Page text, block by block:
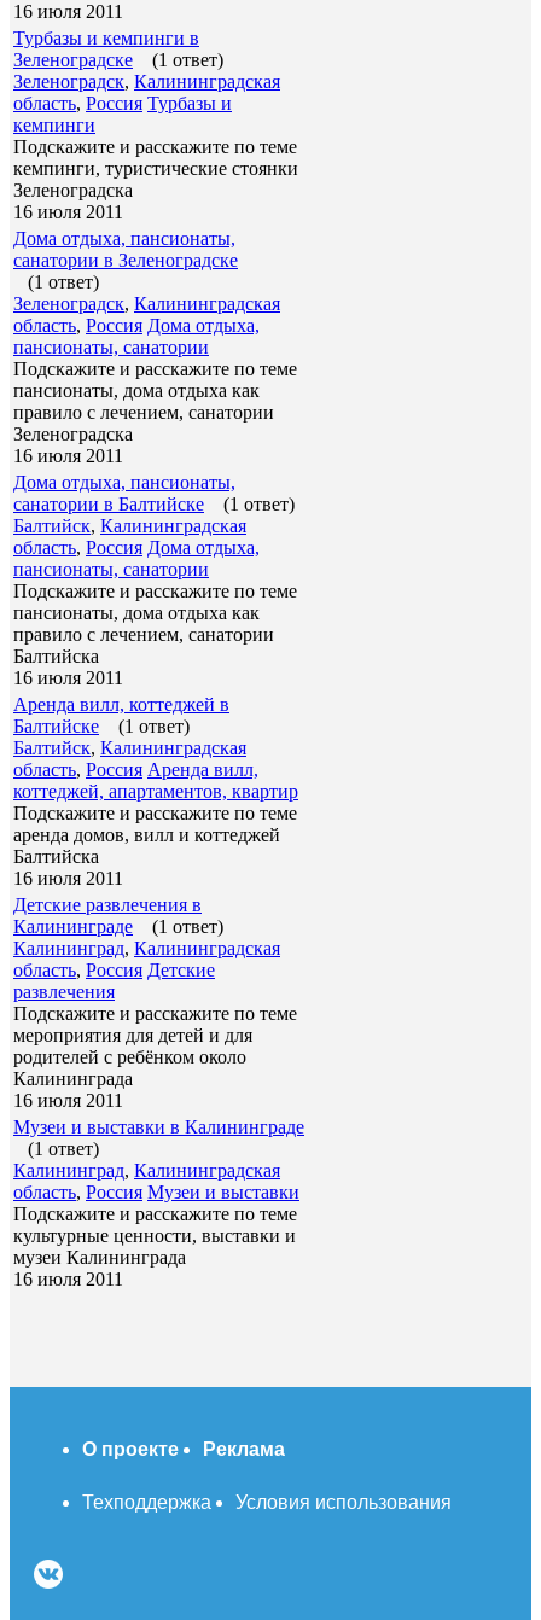
16 июля 2011
Турбазы и кемпинги в
Зеленоградске
(1 ответ)
Зеленоградск, Калининградская
область, Россия Турбазы и
кемпинги
Подскажите и расскажите по теме
кемпинги, туристические стоянки
Зеленоградска
16 июля 2011
Дома отдыха, пансионаты,
санатории в Зеленоградске
(1 ответ)
Зеленоградск, Калининградская
область, Россия Дома отдыха,
пансионаты, санатории
Подскажите и расскажите по теме
пансионаты, дома отдыха как
правило с лечением, санатории
Зеленоградска
16 июля 2011
Дома отдыха, пансионаты,
санатории в Балтийске
(1 ответ)
Балтийск, Калининградская
область, Россия Дома отдыха,
пансионаты, санатории
Подскажите и расскажите по теме
пансионаты, дома отдыха как
правило с лечением, санатории
Балтийска
16 июля 2011
Аренда вилл, коттеджей в
Балтийске
(1 ответ)
Балтийск, Калининградская
область, Россия Аренда вилл,
коттеджей, апартаментов, квартир
Подскажите и расскажите по теме
аренда домов, вилл и коттеджей
Балтийска
16 июля 2011
Детские развлечения в
Калининграде
(1 ответ)
Калининград, Калининградская
область, Россия Детские
развлечения
Подскажите и расскажите по теме
мероприятия для детей и для
родителей с ребёнком около
Калининграда
16 июля 2011
Музеи и выставки в Калининграде
(1 ответ)
Калининград, Калининградская
область, Россия Музеи и выставки
Подскажите и расскажите по теме
культурные ценности, выставки и
музеи Калининграда
16 июля 2011
О проекте Реклама
Техподдержка Условия использования